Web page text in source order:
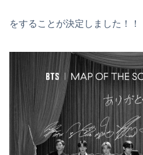
をすることが決定しました！！